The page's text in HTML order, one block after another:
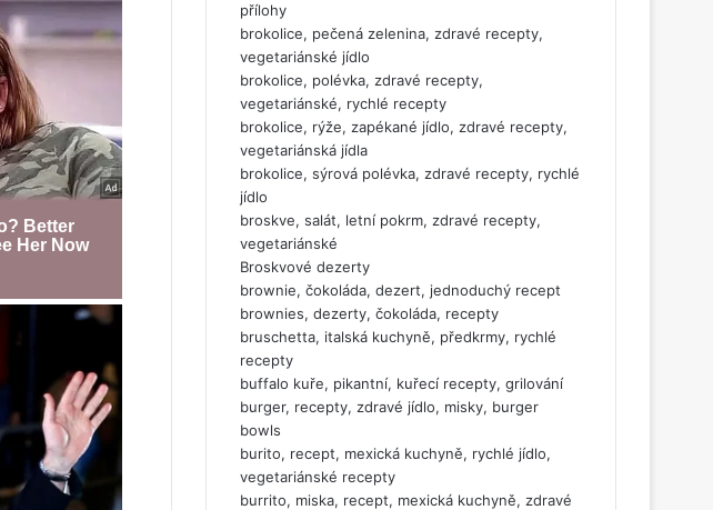
přílohy
brokolice, pečená zelenina, zdravé recepty,
vegetariánské jídlo
brokolice, polévka, zdravé recepty,
vegetariánské, rychlé recepty
brokolice, rýže, zapékané jídlo, zdravé recepty,
vegetariánská jídla
brokolice, sýrová polévka, zdravé recepty, rychlé
jídlo
broskve, salát, letní pokrm, zdravé recepty,
vegetariánské
Broskvové dezerty
brownie, čokoláda, dezert, jednoduchý recept
brownies, dezerty, čokoláda, recepty
bruschetta, italská kuchyně, předkrmy, rychlé
recepty
buffalo kuře, pikantní, kuřecí recepty, grilování
burger, recepty, zdravé jídlo, misky, burger
bowls
burito, recept, mexická kuchyně, rychlé jídlo,
vegetariánské recepty
burrito, miska, recept, mexická kuchyně, zdravé